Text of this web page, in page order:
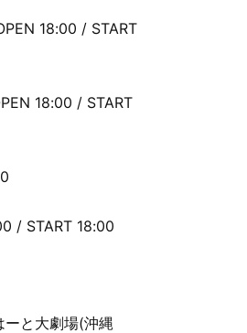
18:00 / START
18:00 / START
/ START 18:00
ーと大劇場(沖縄